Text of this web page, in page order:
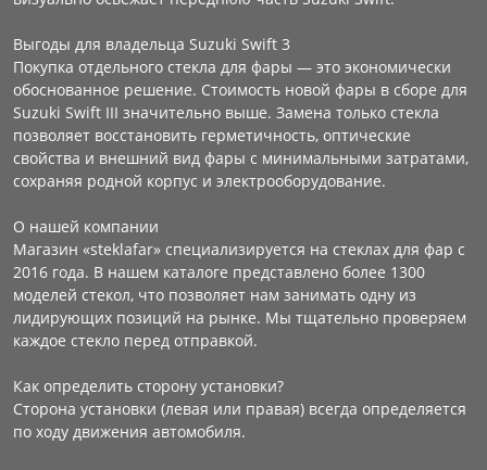
Выгоды для владельца Suzuki Swift 3
Покупка отдельного стекла для фары — это экономически
обоснованное решение. Стоимость новой фары в сборе для
Suzuki Swift III значительно выше. Замена только стекла
позволяет восстановить герметичность, оптические
свойства и внешний вид фары с минимальными затратами,
сохраняя родной корпус и электрооборудование.
О нашей компании
Магазин «steklafar» специализируется на стеклах для фар с
2016 года. В нашем каталоге представлено более 1300
моделей стекол, что позволяет нам занимать одну из
лидирующих позиций на рынке. Мы тщательно проверяем
каждое стекло перед отправкой.
Как определить сторону установки?
Сторона установки (левая или правая) всегда определяется
по ходу движения автомобиля.